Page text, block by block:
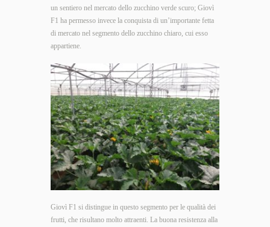
un sentiero nel mercato dello zucchino verde scuro; Giovì
F1 ha permesso invece la conquista di un’importante fetta
di mercato nel segmento dello zucchino chiaro, cui esso
appartiene.
Giovì F1 si distingue in questo segmento per le qualità dei
frutti, che risultano molto attraenti. La buona resistenza alla